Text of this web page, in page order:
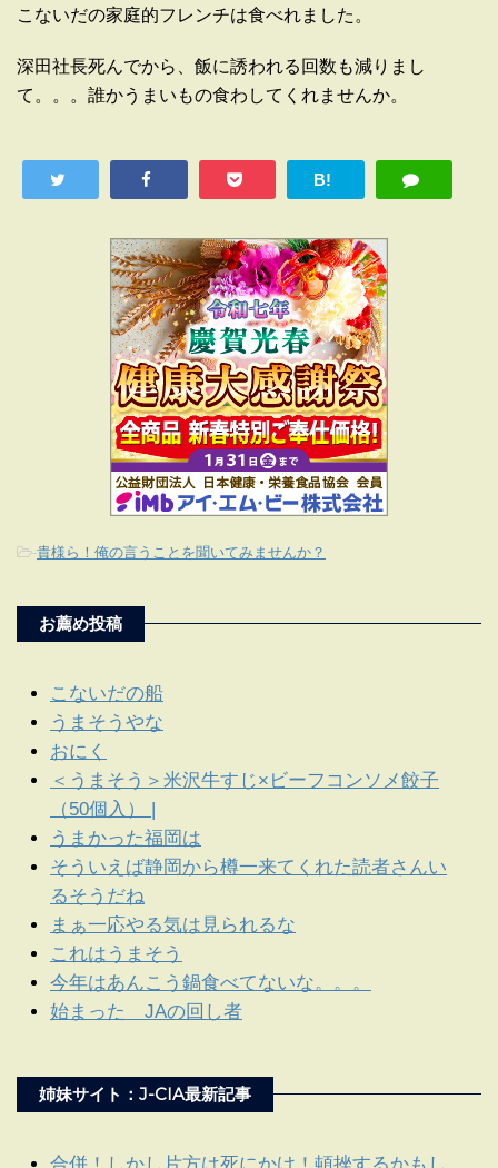
こないだの家庭的フレンチは食べれました。
深田社長死んでから、飯に誘われる回数も減りまし
て。。。誰かうまいもの食わしてくれませんか。
B!
-貴様ら！俺の言うことを聞いてみませんか？
お薦め投稿
こないだの船
うまそうやな
おにく
＜うまそう＞米沢牛すじ×ビーフコンソメ餃子
（50個入） |
うまかった福岡は
そういえば静岡から樽一来てくれた読者さんい
るそうだね
まぁ一応やる気は見られるな
これはうまそう
今年はあんこう鍋食べてないな。。。
始まった JAの回し者
姉妹サイト：J-CIA最新記事